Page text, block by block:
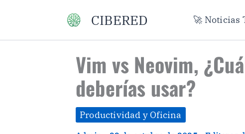
contenido
CIBERED 🚀 Noticias
Vim vs Neovim,
deberías usar?
Productividad y Oficina